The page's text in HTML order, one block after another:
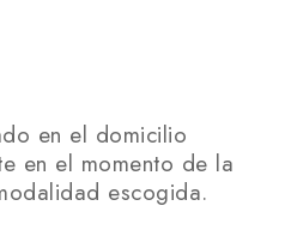
en el domicilio
en el momento de la
escogida.